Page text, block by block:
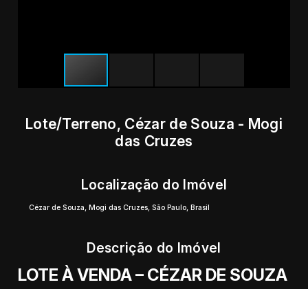
Lote/Terreno, Cézar de Souza - Mogi
das Cruzes
Localização do Imóvel
Cézar de Souza,Mogi das Cruzes,São Paulo,Brasil
Descrição do Imóvel
LOTE À VENDA – CÉZAR DE SOUZA